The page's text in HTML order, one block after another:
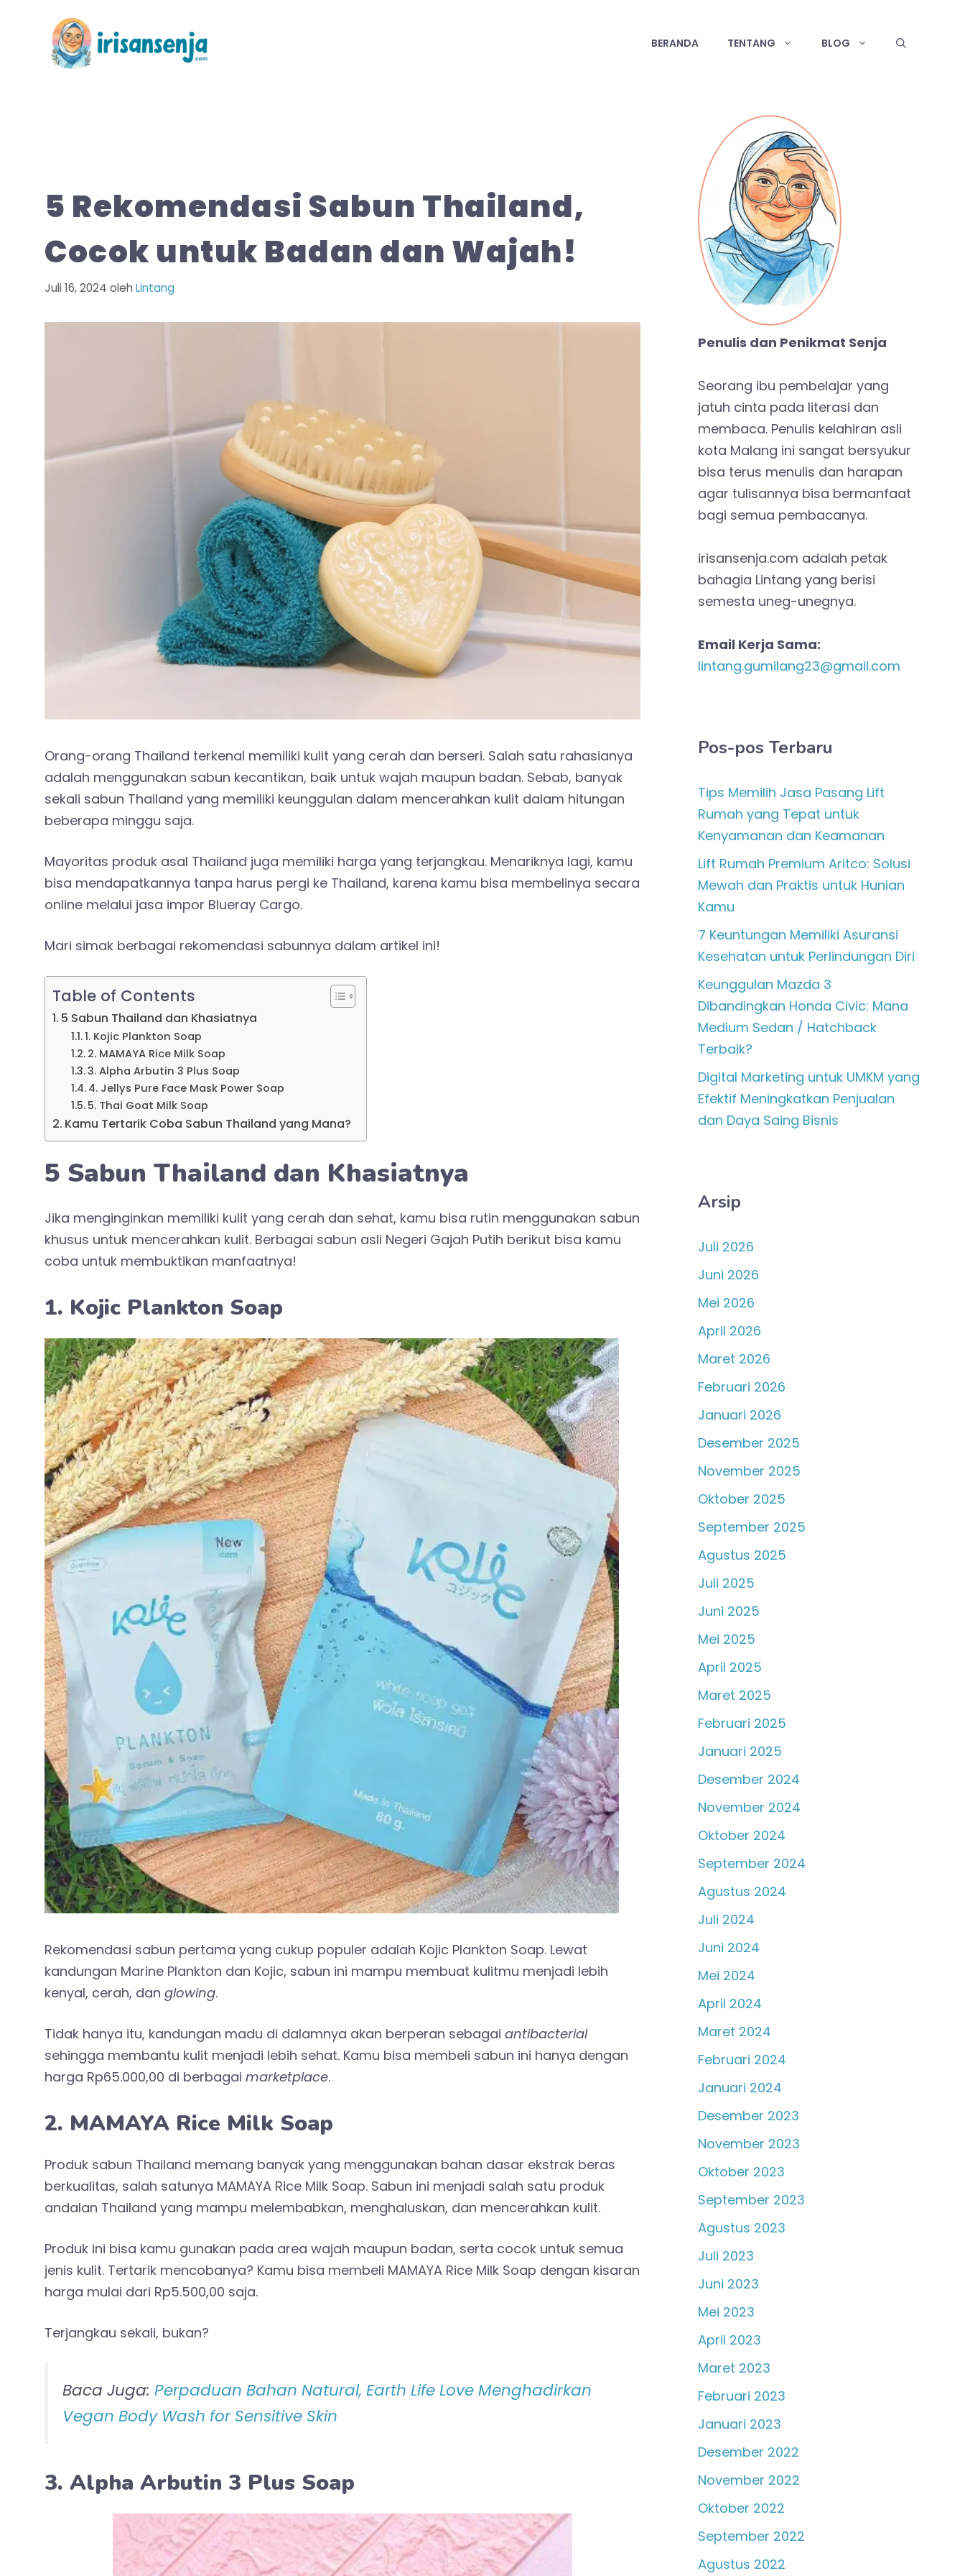
BERANDA TENTANG BLOG
5 Rekomendasi Sabun Thailand,
Cocok untuk Badan dan Wajah!
Juli 16, 2024 oleh Lintang
Orang-orang Thailand terkenal memiliki kulit yang cerah dan berseri. Salah satu rahasianya
adalah menggunakan sabun kecantikan, baik untuk wajah maupun badan. Sebab, banyak
sekali sabun Thailand yang memiliki keunggulan dalam mencerahkan kulit dalam hitungan
beberapa minggu saja.
Mayoritas produk asal Thailand juga memiliki harga yang terjangkau. Menariknya lagi, kamu
bisa mendapatkannya tanpa harus pergi ke Thailand, karena kamu bisa membelinya secara
online melalui jasa impor Blueray Cargo.
Mari simak berbagai rekomendasi sabunnya dalam artikel ini!
Table of Contents
5 Sabun Thailand dan Khasiatnya
1. Kojic Plankton Soap
2. MAMAYA Rice Milk Soap
3. Alpha Arbutin 3 Plus Soap
4. Jellys Pure Face Mask Power Soap
5. Thai Goat Milk Soap
Kamu Tertarik Coba Sabun Thailand yang Mana?
5 Sabun Thailand dan Khasiatnya
Jika menginginkan memiliki kulit yang cerah dan sehat, kamu bisa rutin menggunakan sabun
khusus untuk mencerahkan kulit. Berbagai sabun asli Negeri Gajah Putih berikut bisa kamu
coba untuk membuktikan manfaatnya!
1. Kojic Plankton Soap
Rekomendasi sabun pertama yang cukup populer adalah Kojic Plankton Soap. Lewat
kandungan Marine Plankton dan Kojic, sabun ini mampu membuat kulitmu menjadi lebih
kenyal, cerah, dan glowing.
Tidak hanya itu, kandungan madu di dalamnya akan berperan sebagai antibacterial
sehingga membantu kulit menjadi lebih sehat. Kamu bisa membeli sabun ini hanya dengan
harga Rp65.000,00 di berbagai marketplace.
2. MAMAYA Rice Milk Soap
Produk sabun Thailand memang banyak yang menggunakan bahan dasar ekstrak beras
berkualitas, salah satunya MAMAYA Rice Milk Soap. Sabun ini menjadi salah satu produk
andalan Thailand yang mampu melembabkan, menghaluskan, dan mencerahkan kulit.
Produk ini bisa kamu gunakan pada area wajah maupun badan, serta cocok untuk semua
jenis kulit. Tertarik mencobanya? Kamu bisa membeli MAMAYA Rice Milk Soap dengan kisaran
harga mulai dari Rp5.500,00 saja.
Terjangkau sekali, bukan?
Baca Juga: Perpaduan Bahan Natural, Earth Life Love Menghadirkan
Vegan Body Wash for Sensitive Skin
3. Alpha Arbutin 3 Plus Soap
Penulis dan Penikmat Senja
Seorang ibu pembelajar yang
jatuh cinta pada literasi dan
membaca. Penulis kelahiran asli
kota Malang ini sangat bersyukur
bisa terus menulis dan harapan
agar tulisannya bisa bermanfaat
bagi semua pembacanya.
irisansenja.com adalah petak
bahagia Lintang yang berisi
semesta uneg-unegnya.
Email Kerja Sama:
lintang.gumilang23@gmail.com
Pos-pos Terbaru
Tips Memilih Jasa Pasang Lift
Rumah yang Tepat untuk
Kenyamanan dan Keamanan
Lift Rumah Premium Aritco: Solusi
Mewah dan Praktis untuk Hunian
Kamu
7 Keuntungan Memiliki Asuransi
Kesehatan untuk Perlindungan Diri
Keunggulan Mazda 3
Dibandingkan Honda Civic: Mana
Medium Sedan / Hatchback
Terbaik?
Digital Marketing untuk UMKM yang
Efektif Meningkatkan Penjualan
dan Daya Saing Bisnis
Arsip
Juli 2026
Juni 2026
Mei 2026
April 2026
Maret 2026
Februari 2026
Januari 2026
Desember 2025
November 2025
Oktober 2025
September 2025
Agustus 2025
Juli 2025
Juni 2025
Mei 2025
April 2025
Maret 2025
Februari 2025
Januari 2025
Desember 2024
November 2024
Oktober 2024
September 2024
Agustus 2024
Juli 2024
Juni 2024
Mei 2024
April 2024
Maret 2024
Februari 2024
Januari 2024
Desember 2023
November 2023
Oktober 2023
September 2023
Agustus 2023
Juli 2023
Juni 2023
Mei 2023
April 2023
Maret 2023
Februari 2023
Januari 2023
Desember 2022
November 2022
Oktober 2022
September 2022
Agustus 2022